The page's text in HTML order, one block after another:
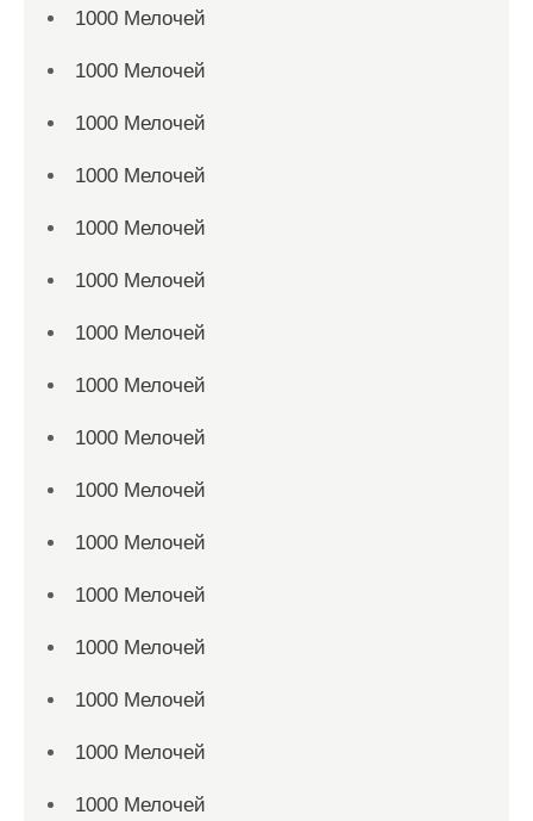
1000 Мелочей
1000 Мелочей
1000 Мелочей
1000 Мелочей
1000 Мелочей
1000 Мелочей
1000 Мелочей
1000 Мелочей
1000 Мелочей
1000 Мелочей
1000 Мелочей
1000 Мелочей
1000 Мелочей
1000 Мелочей
1000 Мелочей
1000 Мелочей